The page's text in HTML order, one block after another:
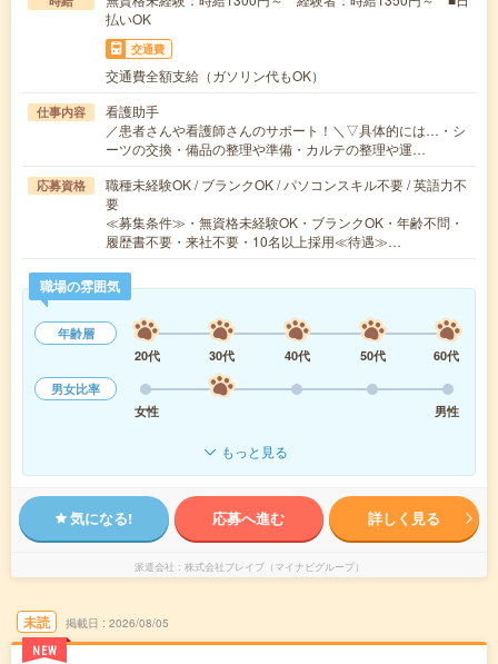
払いOK
交通費
交通費全額支給（ガソリン代もOK）
仕事内容
看護助手
／患者さんや看護師さんのサポート！＼▽具体的には…・シ
ーツの交換・備品の整理や準備・カルテの整理や運…
応募資格
職種未経験OK / ブランクOK / パソコンスキル不要 / 英語力不
要
≪募集条件≫・無資格未経験OK・ブランクOK・年齢不問・
履歴書不要・来社不要・10名以上採用≪待遇≫…
職場の雰囲気
年齢層
20代
30代 40代 50代
60代
男女比率
女性
男性
もっと見る
気になる! 応募へ進む 詳しく見る
派遣会社 株式会社ブレイブ（マイナビグループ）
未読
NEW
掲載日 2026/08/05